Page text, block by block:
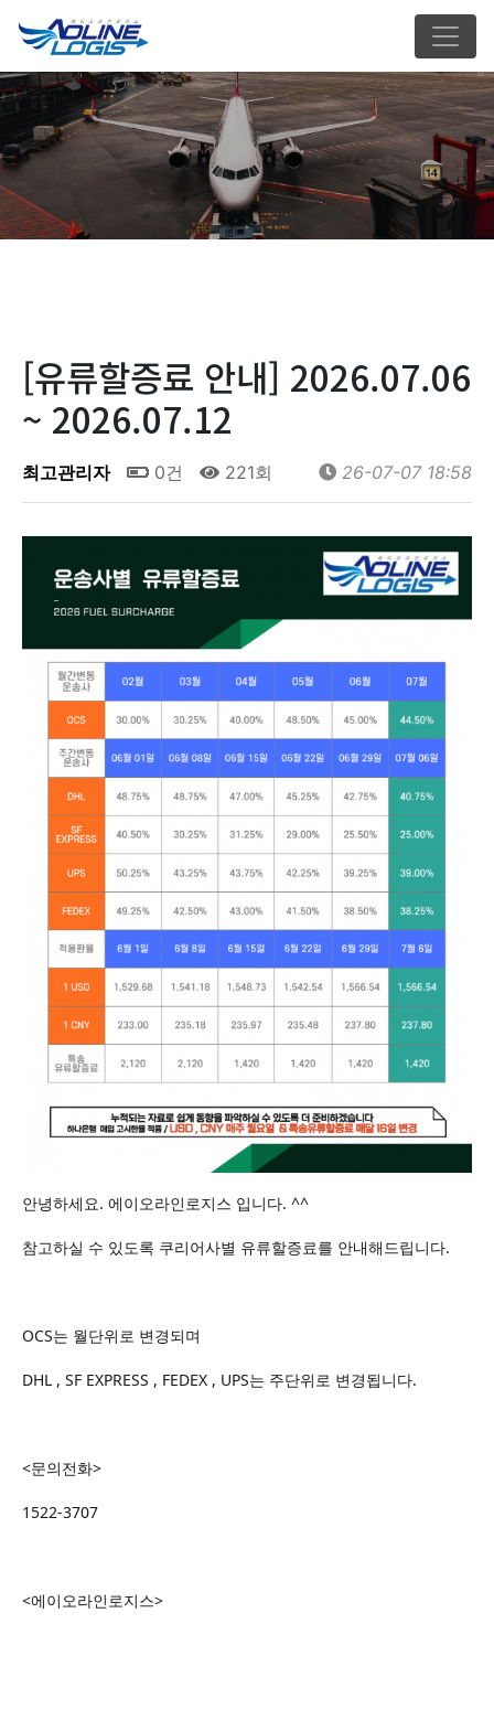
[유류할증료 안내] 2026.07.06
~ 2026.07.12
최고관리자 0건 221회 26-07-07 18:58
안녕하세요. 에이오라인로지스 입니다. ^^
참고하실 수 있도록 쿠리어사별 유류할증료를 안내해드립니다.
OCS는 월단위로 변경되며
DHL , SF EXPRESS , FEDEX , UPS는 주단위로 변경됩니다.
<문의전화>
1522-3707
<에이오라인로지스>